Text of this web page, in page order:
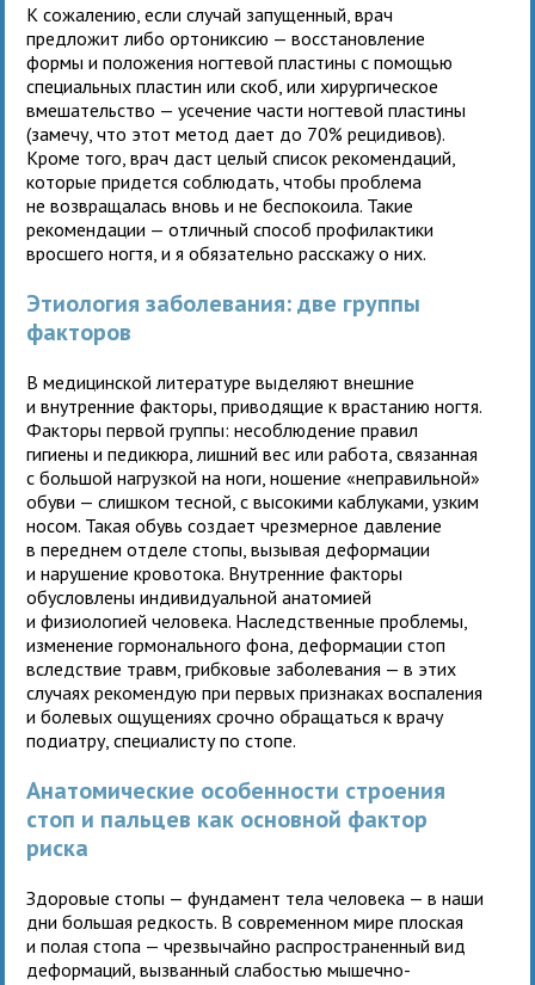
К сожалению, если случай запущенный, врач
предложит либо ортониксию — восстановление
формы и положения ногтевой пластины с помощью
специальных пластин или скоб, или хирургическое
вмешательство — усечение части ногтевой пластины
(замечу, что этот метод дает до 70% рецидивов).
Кроме того, врач даст целый список рекомендаций,
которые придется соблюдать, чтобы проблема
не возвращалась вновь и не беспокоила. Такие
рекомендации — отличный способ профилактики
вросшего ногтя, и я обязательно расскажу о них.
Этиология заболевания: две группы
факторов
В медицинской литературе выделяют внешние
и внутренние факторы, приводящие к врастанию ногтя.
Факторы первой группы: несоблюдение правил
гигиены и педикюра, лишний вес или работа, связанная
с большой нагрузкой на ноги, ношение «неправильной»
обуви — слишком тесной, с высокими каблуками, узким
носом. Такая обувь создает чрезмерное давление
в переднем отделе стопы, вызывая деформации
и нарушение кровотока. Внутренние факторы
обусловлены индивидуальной анатомией
и физиологией человека. Наследственные проблемы,
изменение гормонального фона, деформации стоп
вследствие травм, грибковые заболевания — в этих
случаях рекомендую при первых признаках воспаления
и болевых ощущениях срочно обращаться к врачу
подиатру, специалисту по стопе.
Анатомические особенности строения
стоп и пальцев как основной фактор
риска
Здоровые стопы — фундамент тела человека — в наши
дни большая редкость. В современном мире плоская
и полая стопа — чрезвычайно распространенный вид
деформаций, вызванный слабостью мышечно-